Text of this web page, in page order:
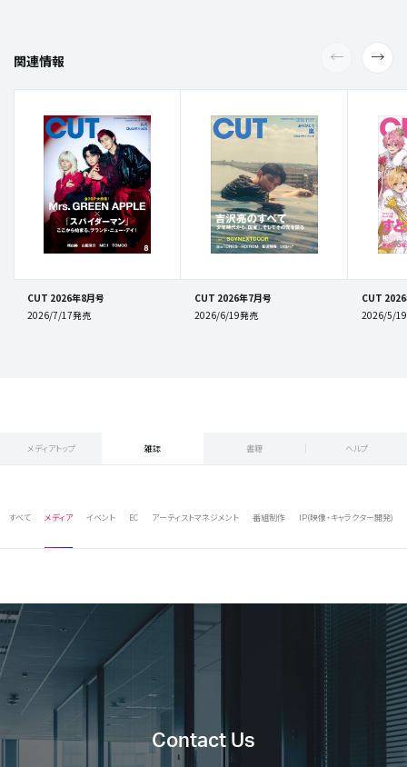
関連情報
CUT 2026年8月号
2026/7/17発売
CUT 2026年7月号
2026/6/19発売
CUT
2026/5/
メディアトップ 雑誌 書籍 ヘルプ
すべて メディア イベント EC アーティストマネジメント 番組制作 IP(映像・キャラクター開発)
Contact Us